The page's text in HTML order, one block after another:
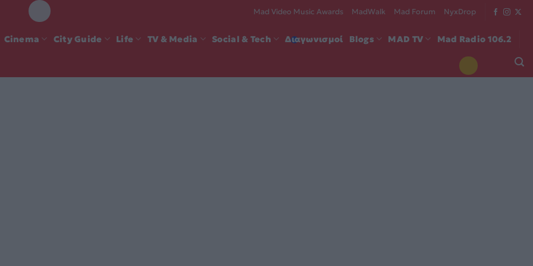
Mad Video Music Awards MadWalk Mad Forum NyxDrop
Cinema City Guide Life TV & Media Social & Tech Διαγωνισμοί Blogs MAD TV Mad Radio 106.2